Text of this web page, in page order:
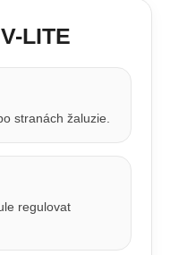
LITE
stranách žaluzie.
regulovat